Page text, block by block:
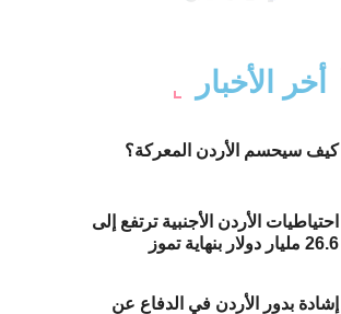
أخر الأخبار
كيف سيحسم الأردن المعركة؟
احتياطيات الأردن الأجنبية ترتفع إلى
26.6 مليار دولار بنهاية تموز
إشادة بدور الأردن في الدفاع عن